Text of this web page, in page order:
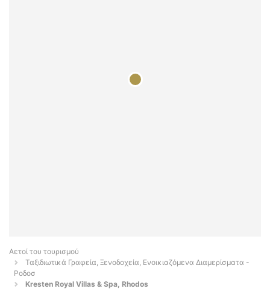
Αετοί του τουρισμού
Ταξιδιωτικά Γραφεία, Ξενοδοχεία, Ενοικιαζόμενα Διαμερίσματα -
Ροδοσ
Kresten Royal Villas & Spa, Rhodos